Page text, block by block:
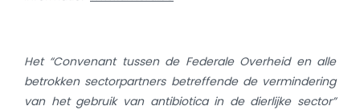
Het “Convenant tussen de Federale Overheid en alle
betrokken sectorpartners betreffende de vermindering
van het gebruik van antibiotica in de dierlijke sector”